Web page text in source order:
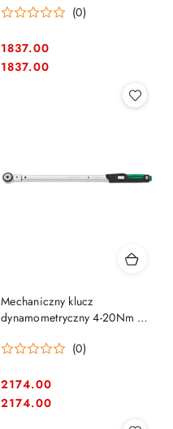
Nm, Bahco [7454-70A]
(0)
Cena:
1837.00
Cena:
1837.00
Mechaniczny klucz
dynamometryczny 4-20Nm na
grzechotka na kwadrat 1/4"
Manosk
(0)
Cena:
2174.00
Cena:
2174.00